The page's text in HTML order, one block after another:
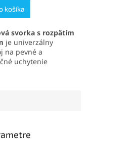
košíka
svorka s rozpätím
je univerzálny
na pevné a
uchytenie
zaisťujú pohodlné a